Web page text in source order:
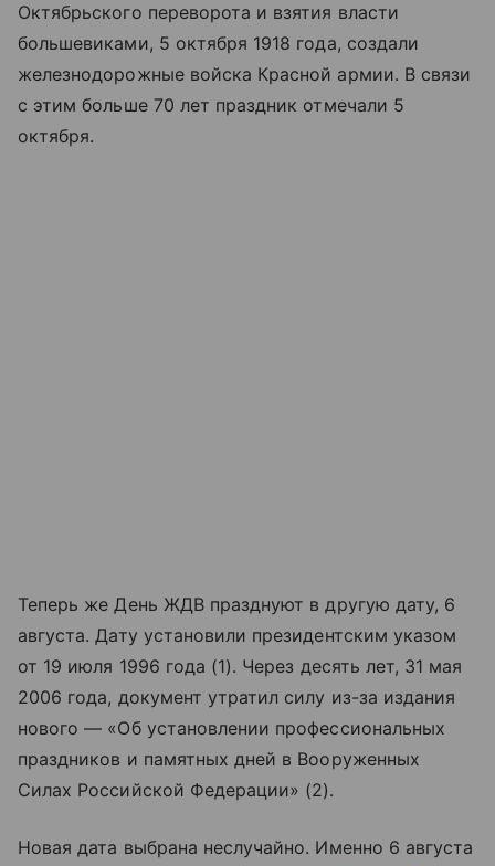
Октябрьского переворота и взятия власти
большевиками, 5 октября 1918 года, создали
железнодорожные войска Красной армии. В связи
с этим больше 70 лет праздник отмечали 5
октября.
Теперь же День ЖДВ празднуют в другую дату, 6
августа. Дату установили президентским указом
от 19 июля 1996 года (1). Через десять лет, 31 мая
2006 года, документ утратил силу из-за издания
нового — «Об установлении профессиональных
праздников и памятных дней в Вооруженных
Силах Российской Федерации» (2).
Новая дата выбрана неслучайно. Именно 6 августа